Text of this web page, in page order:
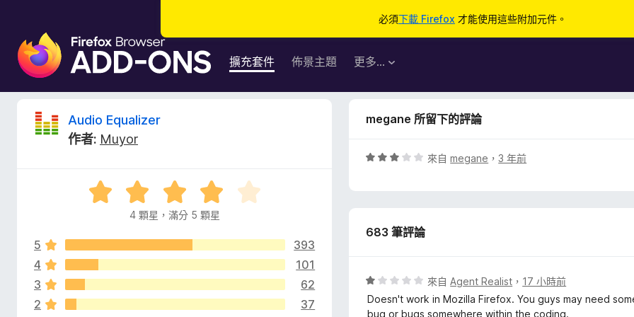
必須下載 Firefox 才能使用這些附加元件。
F
i
e
擴充套件 佈景主題 更多…
A
o
E
Audio Equalizer
作者: Muyor
評
價
滿
分
5
4 顆星，滿分 5 顆星
5
393
4
101
3
62
2
37
megane 所留下的評論
評
滿
分
來自megane ，3 年前
683 筆評論
評
價
1
來自Agent Realist ， 17 小時前
Doesn't work in Mozilla Firefox. You guys may need
bug or bugs somewhere within the coding.